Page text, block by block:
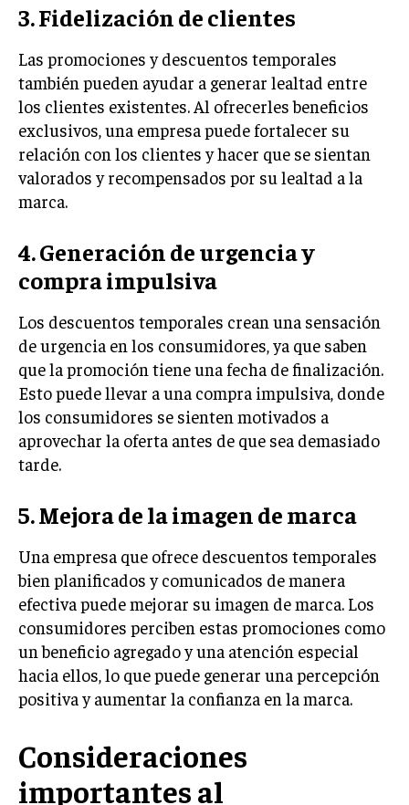
MARKETING B2B
MARKETING B2C
FRANQUICIAS
MARKETING DE INFLUENCERS
E-COMMERCE
E-COMMERCE Y COMERCIO ELECTRÓNICO
GESTIÓN DE CRISIS EMPRESARIALES
GESTIÓN DE LA EXPERIENCIA DEL CLIENTE
MÁS
PROYECTOS
GESTIÓN DE PROYECTOS
GESTIÓN DE OPERACIONES Y CADENA DE
CALIDAD Y MEJORA CONTINUA
TALENTOS
RECURSOS HUMANOS Y GESTIÓN DEL
TALENTO
COMPENSACIÓN Y BENEFICIOS
RECLUTAMIENTO Y SELECCIÓN
DESARROLLO DE PERSONAL
GESTIÓN DEL DESEMPEÑO
CULTURA Y CLIMA ORGANIZACIONAL
3. Fidelización de clientes
Las promociones y descuentos temporales
también pueden ayudar a generar lealtad entre
los clientes existentes. Al ofrecerles beneficios
exclusivos, una empresa puede fortalecer su
relación con los clientes y hacer que se sientan
valorados y recompensados por su lealtad a la
marca.
4. Generación de urgencia y
compra impulsiva
Los descuentos temporales crean una sensación
de urgencia en los consumidores, ya que saben
que la promoción tiene una fecha de finalización.
Esto puede llevar a una compra impulsiva, donde
los consumidores se sienten motivados a
aprovechar la oferta antes de que sea demasiado
tarde.
5. Mejora de la imagen de marca
Una empresa que ofrece descuentos temporales
bien planificados y comunicados de manera
efectiva puede mejorar su imagen de marca. Los
consumidores perciben estas promociones como
un beneficio agregado y una atención especial
hacia ellos, lo que puede generar una percepción
positiva y aumentar la confianza en la marca.
Consideraciones
importantes al